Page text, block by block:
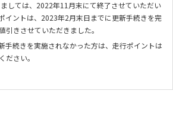
しては、2022年11月末にて終了させていただい
イントは、2023年2月末日までに更新手続きを完
きさせていただきました。
続きを実施されなかった方は、走行ポイントは
ださい。